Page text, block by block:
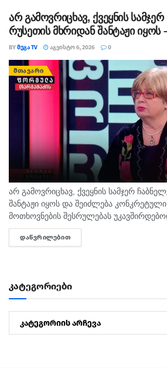
არ გამოვრიცხავ, ქვეყნის
რუსეთის მხრიდან შანტაჟი
BYᲛᲔᲒᲐ TV ᲐᲒᲕᲘᲡᲢᲝ 6, 2026 0
ᲛᲗᲐᲕᲐᲠᲘ
არ გამოვრიცხავ, ქვეყნის სამჯერ
შანტაჟი იყოს და შეიძლება
მოთხოვნების შესრულებას
ხელისუფლებისთვის ძნელად
ვფიქრობ, ეს მოთხოვნები უფრო
ᲓᲐᲬᲕᲠᲘᲚᲔᲑᲘᲗ
კატეგორიები